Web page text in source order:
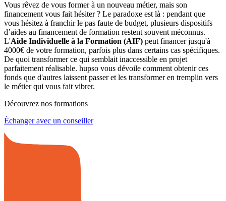
Vous rêvez de vous former à un nouveau métier, mais son
financement vous fait hésiter ? Le paradoxe est là : pendant que
vous hésitez à franchir le pas faute de budget, plusieurs dispositifs
d’aides au financement de formation restent souvent méconnus.
L'Aide Individuelle à la Formation (AIF) peut financer jusqu'à
4000€ de votre formation, parfois plus dans certains cas spécifiques.
De quoi transformer ce qui semblait inaccessible en projet
parfaitement réalisable. hupso vous dévoile comment obtenir ces
fonds que d'autres laissent passer et les transformer en tremplin vers
le métier qui vous fait vibrer.
Découvrez nos formations
Échanger avec un conseiller